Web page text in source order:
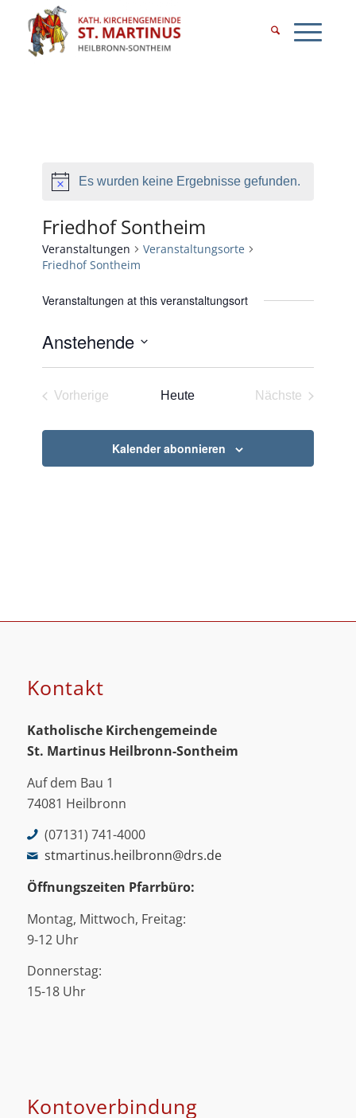
Es wurden keine Ergebnisse gefunden.
Friedhof Sontheim
Veranstaltungen
Veranstaltungsorte
Friedhof Sontheim
Veranstaltungen at this veranstaltungsort
Anstehende
Datum
Vorherige
Heute
Nächste
Kalender abonnieren
Kontakt
Katholische Kirchengemeinde
St. Martinus Heilbronn-Sontheim
Auf dem Bau 1
74081 Heilbronn
(07131) 741-4000
stmartinus.heilbronn@drs.de
Öffnungszeiten Pfarrbüro:
Montag, Mittwoch, Freitag:
9-12 Uhr
Donnerstag:
15-18 Uhr
Kontoverbindung